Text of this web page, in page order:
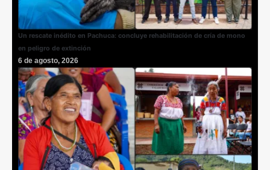
Un rescate inédito en Pachuca: concluye rehabilitación de cría de mono
en peligro de extinción
6 de agosto, 2026